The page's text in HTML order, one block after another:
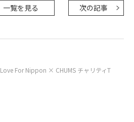
一覧を見る 次の記事
Love For Nippon × CHUMS チャリティT